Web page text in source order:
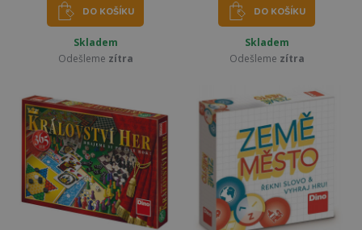
DO KOŠÍKU
Skladem
Odešleme zítra
DO KOŠÍKU
Skladem
Odešleme zítra